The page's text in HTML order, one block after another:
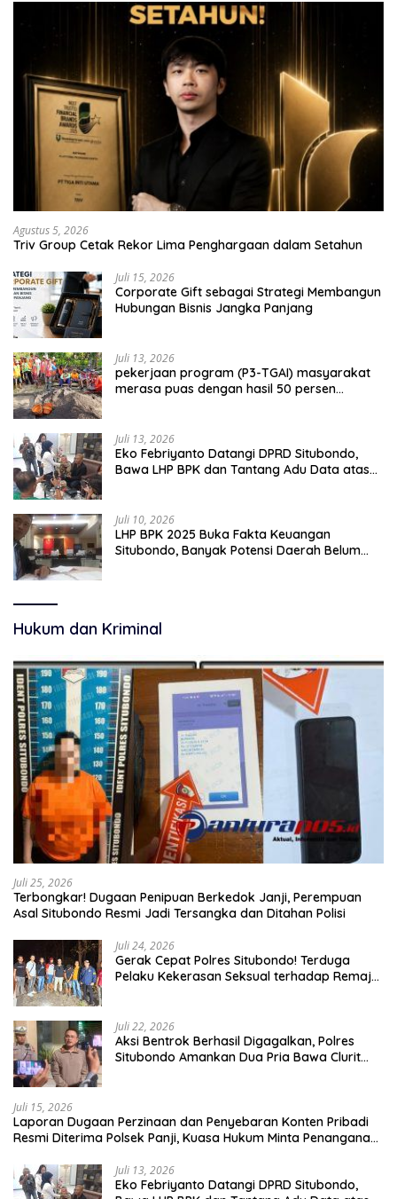
Agustus 5, 2026
Triv Group Cetak Rekor Lima Penghargaan dalam Setahun
Juli 15, 2026
Corporate Gift sebagai Strategi Membangun
Hubungan Bisnis Jangka Panjang
Juli 13, 2026
pekerjaan program (P3-TGAI) masyarakat
merasa puas dengan hasil 50 persen
Juli 13, 2026
Eko Febriyanto Datangi DPRD Situbondo,
Bawa LHP BPK dan Tantang Adu Data atas
Juli 10, 2026
LHP BPK 2025 Buka Fakta Keuangan
Situbondo, Banyak Potensi Daerah Belum
Hukum dan Kriminal
Juli 25, 2026
Terbongkar! Dugaan Penipuan Berkedok Janji, Perempuan
Asal Situbondo Resmi Jadi Tersangka dan Ditahan Polisi
Juli 24, 2026
Gerak Cepat Polres Situbondo! Terduga
Pelaku Kekerasan Seksual terhadap Remaja
Juli 22, 2026
Aksi Bentrok Berhasil Digagalkan, Polres
Situbondo Amankan Dua Pria Bawa Clurit
Juli 15, 2026
Laporan Dugaan Perzinaan dan Penyebaran Konten Pribadi
Resmi Diterima Polsek Panji, Kuasa Hukum Minta Penanganan
Juli 13, 2026
Eko Febriyanto Datangi DPRD Situbondo,